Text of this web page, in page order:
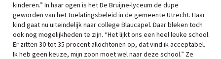
kinderen.” In haar ogen is het De Bruijne-lyceum de dupe
geworden van het toelatingsbeleid in de gemeente Utrecht. Haar
kind gaat nu uiteindelijk naar college Blaucapel. Daar bleken toch
ook nog mogelijkheden te zijn. “Het lijkt ons een heel leuke school.
Er zitten 30 tot 35 procent allochtonen op, dat vind ik acceptabel.
Ik heb geen keuze, mijn zoon moet wel naar deze school.” Ze